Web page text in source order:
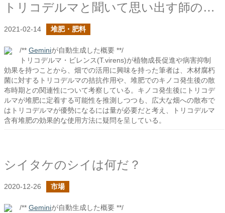
トリコデルマと聞いて思い出す師の言葉
2021-02-14 堆肥・肥料
/** Geminiが自動生成した概要 **/
トリコデルマ・ビレンス(T.virens)が植物成長促進や病害抑制
効果を持つことから、畑での活用に興味を持った筆者は、木材腐朽
菌に対するトリコデルマの拮抗作用や、堆肥でのキノコ発生後の散
布時期との関連性について考察している。キノコ発生後にトリコデ
ルマが堆肥に定着する可能性を推測しつつも、広大な畑への散布で
はトリコデルマが優勢になるには量が必要だと考え、トリコデルマ
含有堆肥の効果的な使用方法に疑問を呈している。
シイタケのシイは何だ？
2020-12-26 市場
/** Geminiが自動生成した概要 **/